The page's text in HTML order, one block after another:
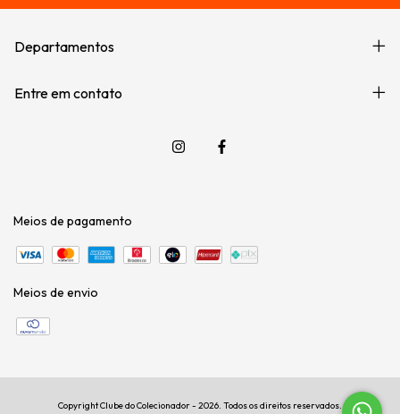
Departamentos
Entre em contato
Meios de pagamento
Meios de envio
Copyright Clube do Colecionador - 2026. Todos os direitos reservados.